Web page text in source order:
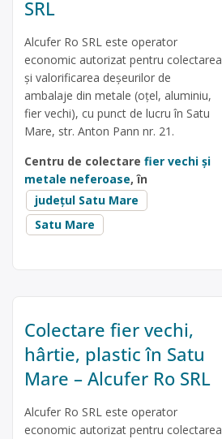
SRL
Alcufer Ro SRL este operator
economic autorizat pentru colectarea
și valorificarea deșeurilor de
ambalaje din metale (oțel, aluminiu,
fier vechi), cu punct de lucru în Satu
Mare, str. Anton Pann nr. 21.
Centru de colectare fier vechi și
metale neferoase, în
județul Satu Mare
Satu Mare
Colectare fier vechi,
hârtie, plastic în Satu
Mare – Alcufer Ro SRL
Alcufer Ro SRL este operator
economic autorizat pentru colectarea